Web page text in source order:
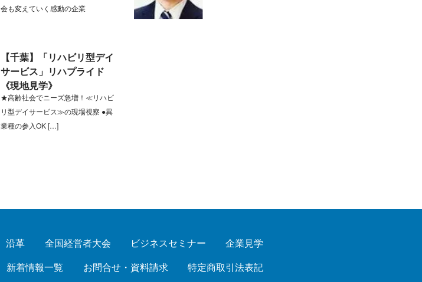
会も変えていく感動の企業
【千葉】「リハビリ型デイ
サービス」リハプライド
《現地見学》
★高齢社会でニーズ急増！≪リハビ
リ型デイサービス≫の現場視察 ●異
業種の参入OK […]
沿革 全国経営者大会 ビジネスセミナー
企業見学
新着情報一覧 お問合せ・資料請求 特定商取引法表記